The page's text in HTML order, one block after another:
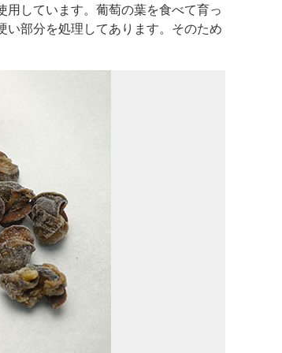
しています。葡萄の葉を食べて育っ
い部分を処理してあります。そのため